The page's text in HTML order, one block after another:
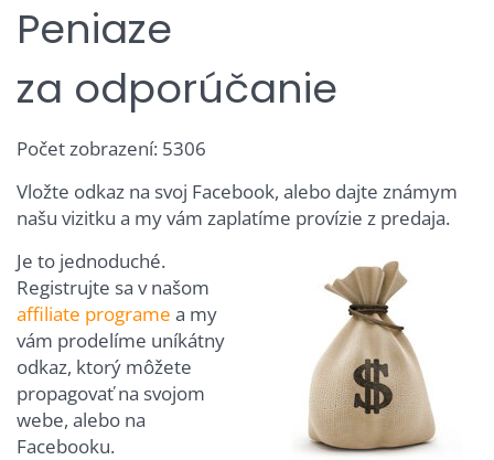
Peniaze
za odporúčanie
Počet zobrazení: 5306
Vložte odkaz na svoj Facebook, alebo dajte známym
našu vizitku a my vám zaplatíme provízie z predaja.
Je to jednoduché.
Registrujte sa v našom
affiliate programe a my
vám prodelíme uníkátny
odkaz, ktorý môžete
propagovať na svojom
webe, alebo na
Facebooku.